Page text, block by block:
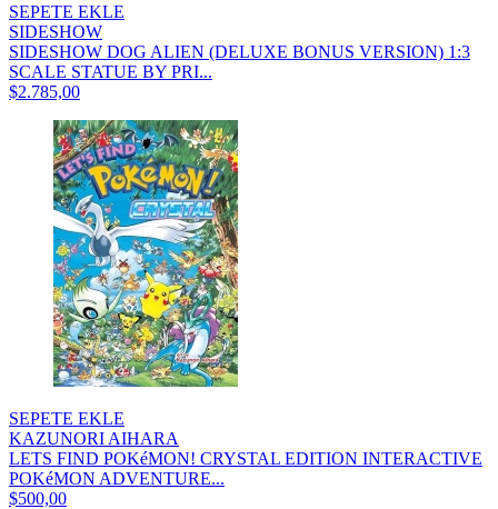
SEPETE EKLE
SIDESHOW
SIDESHOW DOG ALIEN (DELUXE BONUS VERSION) 1:3
SCALE STATUE BY PRI...
$2.785,00
SEPETE EKLE
KAZUNORI AIHARA
LETS FIND POKéMON! CRYSTAL EDITION INTERACTIVE
POKéMON ADVENTURE...
$500,00